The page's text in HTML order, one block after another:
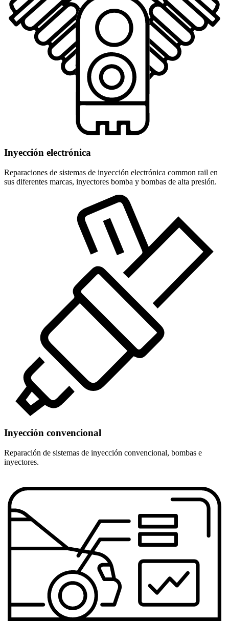
Inyección electrónica
Reparaciones de sistemas de inyección electrónica common rail en
sus diferentes marcas, inyectores bomba y bombas de alta presión.
Inyección convencional
Reparación de sistemas de inyección convencional, bombas e
inyectores.